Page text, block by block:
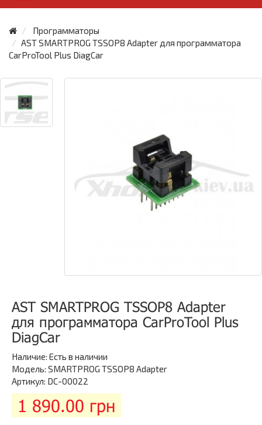
Программаторы
AST SMARTPROG TSSOP8 Adapter для программатора
CarProTool Plus DiagCar
AST SMARTPROG TSSOP8 Adapter
для программатора CarProTool Plus
DiagCar
Наличие: Есть в наличии
Модель: SMARTPROG TSSOP8 Adapter
Артикул: DC-00022
1 890.00 грн